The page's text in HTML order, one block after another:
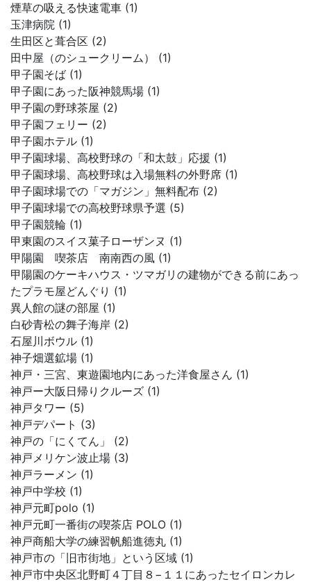
煙草の吸える快速電車 (1)
玉津病院 (1)
生田区と葺合区 (2)
田中屋（のシュークリーム） (1)
甲子園そば (1)
甲子園にあった阪神競馬場 (1)
甲子園の野球茶屋 (2)
甲子園フェリー (2)
甲子園ホテル (1)
甲子園球場、高校野球の「和太鼓」応援 (1)
甲子園球場、高校野球は入場無料の外野席 (1)
甲子園球場での「マガジン」無料配布 (2)
甲子園球場での高校野球県予選 (5)
甲子園競輪 (1)
甲東園のスイス菓子ローザンヌ (1)
甲陽園 喫茶店 南南西の風 (1)
甲陽園のケーキハウス・ツマガリの建物ができる前にあっ
たプラモ屋どんぐり (1)
異人館の謎の部屋 (1)
白砂青松の舞子海岸 (2)
石屋川ボウル (1)
神子畑選鉱場 (1)
神戸・三宮、東遊園地内にあった洋食屋さん (1)
神戸ー大阪日帰りクルーズ (1)
神戸タワー (5)
神戸デパート (3)
神戸の「にくてん」 (2)
神戸メリケン波止場 (3)
神戸ラーメン (1)
神戸中学校 (1)
神戸元町polo (1)
神戸元町一番街の喫茶店 POLO (1)
神戸商船大学の練習帆船進徳丸 (1)
神戸市の「旧市街地」という区域 (1)
神戸市中央区北野町４丁目８−１１にあったセイロンカレ